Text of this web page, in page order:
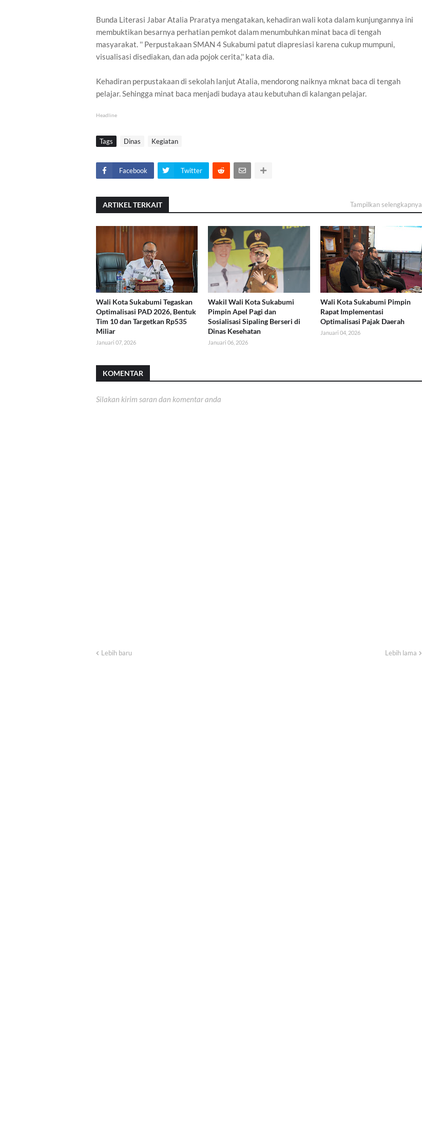
Bunda Literasi Jabar Atalia Praratya mengatakan, kehadiran wali kota dalam kunjungannya ini
membuktikan besarnya perhatian pemkot dalam menumbuhkan minat baca di tengah
masyarakat. '' Perpustakaan SMAN 4 Sukabumi patut diapresiasi karena cukup mumpuni,
visualisasi disediakan, dan ada pojok cerita,'' kata dia.
Kehadiran perpustakaan di sekolah lanjut Atalia, mendorong naiknya mknat baca di tengah
pelajar. Sehingga minat baca menjadi budaya atau kebutuhan di kalangan pelajar.
Headline
Tags Dinas Kegiatan
Facebook Twitter
ARTIKEL TERKAIT Tampilkan selengkapnya
Wali Kota Sukabumi Tegaskan
Optimalisasi PAD 2026, Bentuk
Tim 10 dan Targetkan Rp535
Miliar
Januari 07, 2026
Wakil Wali Kota Sukabumi
Pimpin Apel Pagi dan
Sosialisasi Sipaling Berseri di
Dinas Kesehatan
Januari 06, 2026
Wali Kota Sukabumi Pimpin
Rapat Implementasi
Optimalisasi Pajak Daerah
Januari 04, 2026
KOMENTAR
Silakan kirim saran dan komentar anda
Lebih baru Lebih lama